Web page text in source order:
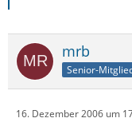
mrb
Senior-
16. Dezember 2006 um